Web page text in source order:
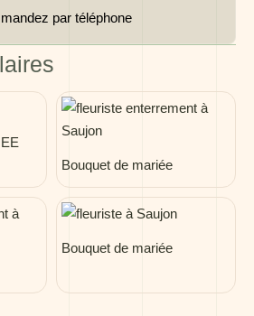
par téléphone
Bouquet de mariée
Bouquet de mariée